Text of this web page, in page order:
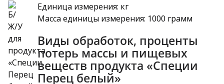
Единица измерения: кг
Масса единицы измерения: 1000 грамм
Виды обработок, проценты
потерь массы и пищевых
веществ продукта «Специи
Перец белый»